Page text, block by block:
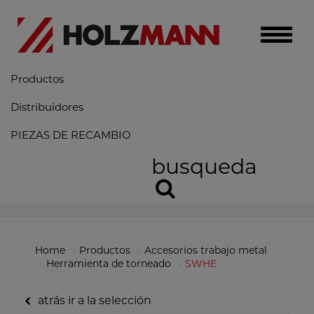
Toggle
Productos
Distribuidores
PIEZAS DE RECAMBIO
busqueda
Home Productos
Accesorios trabajo metal
Herramienta de torneado
SWHE
atrás ir a la selección